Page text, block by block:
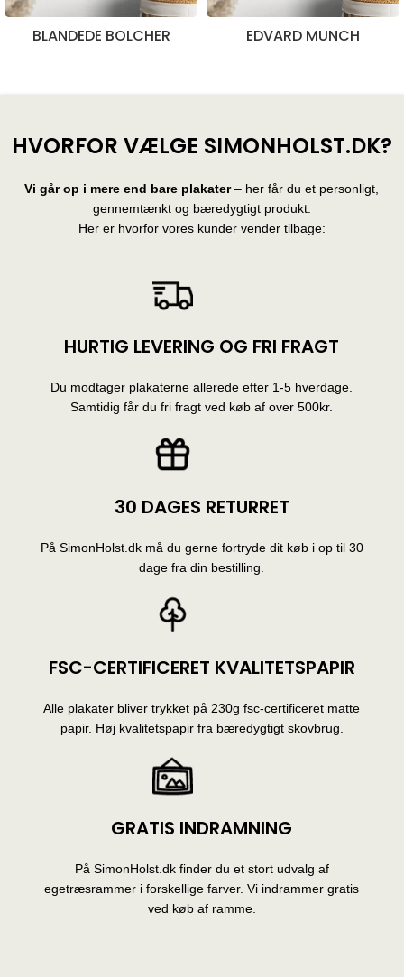
BLANDEDE BOLCHER EDVARD MUNCH
HVORFOR VÆLGE SIMONHOLST.DK?
Vi går op i mere end bare plakater– her får du et personligt,
gennemtænkt og bæredygtigt produkt.
Her er hvorfor vores kunder vender tilbage:
HURTIG LEVERING OG FRI FRAGT
Du modtager plakaterne allerede efter 1-5 hverdage.
Samtidig får du fri fragt ved køb af over 500kr.
30 DAGES RETURRET
På SimonHolst.dk må du gerne fortryde dit køb i op til 30
dage fra din bestilling.
FSC-CERTIFICERET KVALITETSPAPIR
Alle plakater bliver trykket på 230g fsc-certificeret matte
papir. Høj kvalitetspapir fra bæredygtigt skovbrug.
GRATIS INDRAMNING
På SimonHolst.dk finder du et stort udvalg af
egetræsrammer i forskellige farver. Vi indrammer gratis
ved køb af ramme.